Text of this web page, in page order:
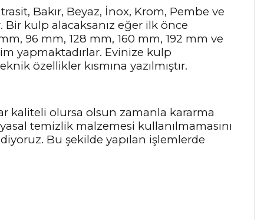
Bakır, Beyaz, İnox, Krom, Pembe ve
kulp alacaksanız eğer ilk önce
96 mm, 128 mm, 160 mm, 192 mm ve
yapmaktadırlar. Evinize kulp
özellikler kısmına yazılmıştır.
kaliteli olursa olsun zamanla kararma
temizlik malzemesi kullanılmamasını
Bu şekilde yapılan işlemlerde